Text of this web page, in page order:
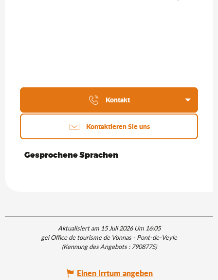
Kontakt
Kontaktieren Sie uns
Gesprochene Sprachen
Gesprochene Sprachen
Aktualisiert am 15 Juli 2026 Um 16:05
gei Office de tourisme de Vonnas - Pont-de-Veyle
(Kennung des Angebots :7908775)
Einen Irrtum angeben